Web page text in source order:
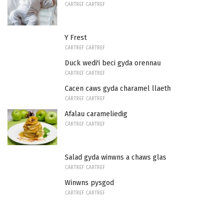
CARTREF CARTREF
Y Frest
CARTREF CARTREF
Duck wedi'i beci gyda orennau
CARTREF CARTREF
Cacen caws gyda charamel llaeth
CARTREF CARTREF
Afalau carameliedig
CARTREF CARTREF
Salad gyda winwns a chaws glas
CARTREF CARTREF
Winwns pysgod
CARTREF CARTREF